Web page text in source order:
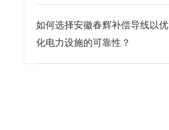
如何选择安徽春辉补偿导线以优
化电力设施的可靠性？